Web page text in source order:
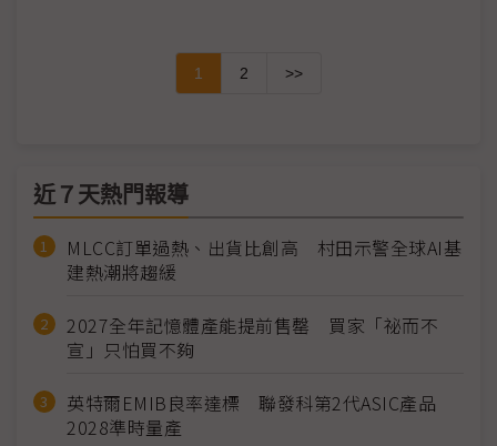
1 2 >>
近７天熱門報導
MLCC訂單過熱、出貨比創高 村田示警全球AI基
建熱潮將趨緩
2027全年記憶體產能提前售罄 買家「祕而不
宣」只怕買不夠
英特爾EMIB良率達標 聯發科第2代ASIC產品
2028準時量產